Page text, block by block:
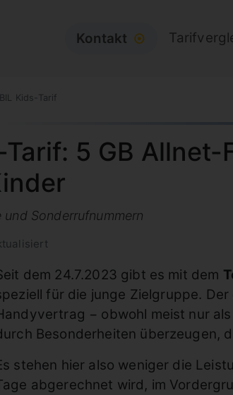
Kontakt ⦿
Kids-Tarif
5 GB
Sonderrufnummern
dem 24.7.2023 gibt es mit dem
für die junge Zielgruppe. Der
− obwohl meist nur
Besonderheiten überzeugen,
stehen hier also weniger die
abgerechnet wird, im